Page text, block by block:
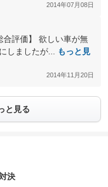
2014年07月08日
合評価】 欲しい車が無
しましたが...
もっと見
2014年11月20日
と見る
決